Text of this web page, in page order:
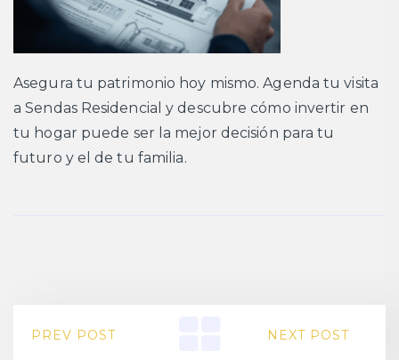
Asegura tu patrimonio hoy mismo. Agenda tu visita
a Sendas Residencial y descubre cómo invertir en
tu hogar puede ser la mejor decisión para tu
futuro y el de tu familia.
PREV POST NEXT POST